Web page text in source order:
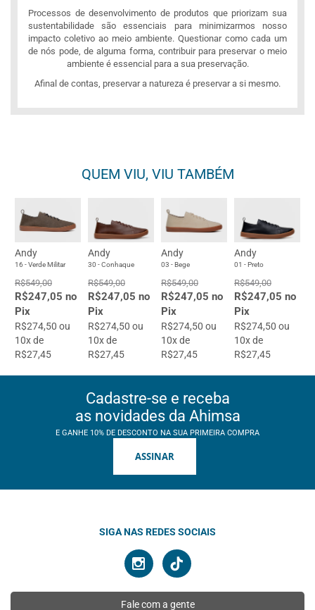
Processos de desenvolvimento de produtos que priorizam sua
sustentabilidade são essenciais para minimizarmos nosso
impacto coletivo ao meio ambiente. Questionar como cada um
de nós pode, de alguma forma, contribuir para preservar o meio
ambiente é essencial para a sua preservação.
Afinal de contas, preservar a natureza é preservar a si mesmo.
QUEM VIU, VIU TAMBÉM
Andy
16 - Verde Militar
R$549,00
R$247,05 no
Pix
R$274,50 ou
10x de
R$27,45
Andy
30 - Conhaque
R$549,00
R$247,05 no
Pix
R$274,50 ou
10x de
R$27,45
Andy
03 - Bege
R$549,00
R$247,05 no
Pix
R$274,50 ou
10x de
R$27,45
Andy
01 - Preto
R$549,00
R$247,05 no
Pix
R$274,50 ou
10x de
R$27,45
Cadastre-se e receba
as novidades da Ahimsa
E GANHE 10% DE DESCONTO NA SUA PRIMEIRA COMPRA
ASSINAR
SIGA NAS REDES SOCIAIS
Fale com a gente